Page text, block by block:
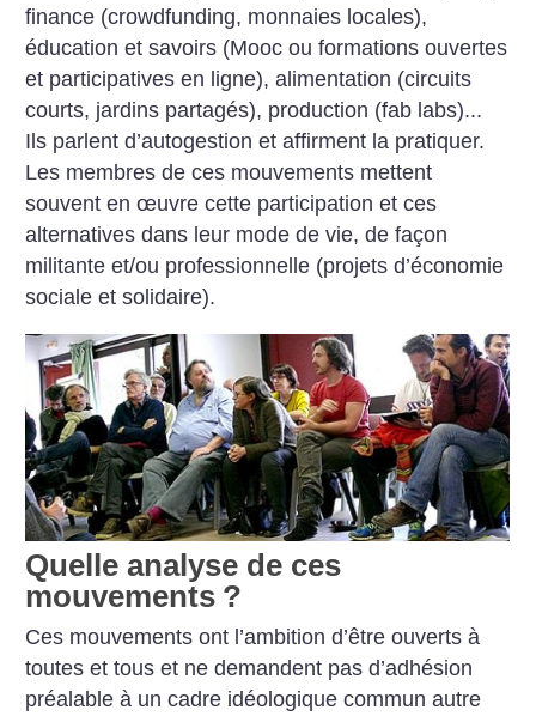
finance (crowdfunding, monnaies locales),
éducation et savoirs (Mooc ou formations ouvertes
et participatives en ligne), alimentation (circuits
courts, jardins partagés), production (fab labs)...
Ils parlent d’autogestion et affirment la pratiquer.
Les membres de ces mouvements mettent
souvent en œuvre cette participation et ces
alternatives dans leur mode de vie, de façon
militante et/ou professionnelle (projets d’économie
sociale et solidaire).
Quelle analyse de ces
mouvements ?
Ces mouvements ont l’ambition d’être ouverts à
toutes et tous et ne demandent pas d’adhésion
préalable à un cadre idéologique commun autre